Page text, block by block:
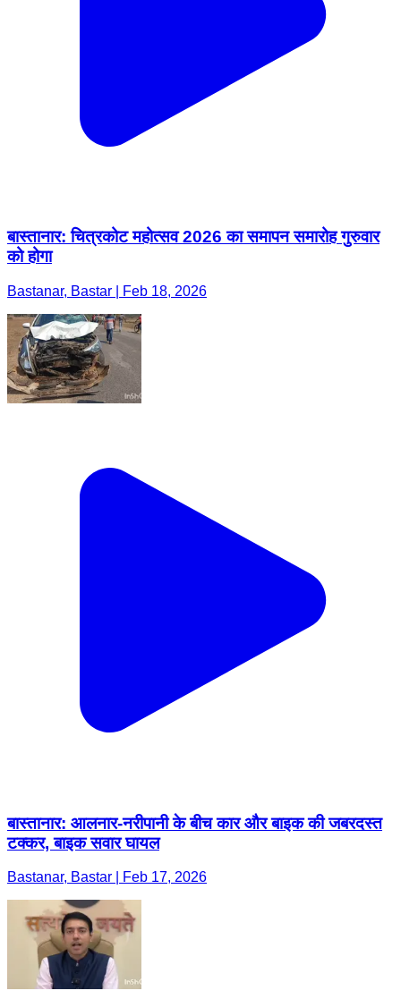
बास्तानार: चित्रकोट महोत्सव 2026 का समापन समारोह गुरुवार
को होगा
Bastanar, Bastar | Feb 18, 2026
बास्तानार: आलनार-नरीपानी के बीच कार और बाइक की जबरदस्त
टक्कर, बाइक सवार घायल
Bastanar, Bastar | Feb 17, 2026